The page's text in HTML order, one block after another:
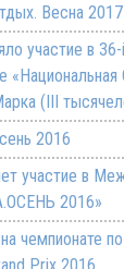
Весна 2017
участие в
«Национальная
(III
2016
участие в
2016»
чемпионате